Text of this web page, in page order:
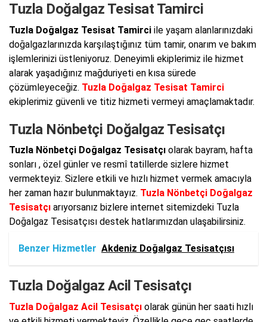
Tuzla Doğalgaz Tesisat Tamirci
Tuzla Doğalgaz Tesisat Tamirci ile yaşam alanlarınızdaki
doğalgazlarınızda karşılaştığınız tüm tamir, onarım ve bakım
işlemlerinizi üstleniyoruz. Deneyimli ekiplerimiz ile hizmet
alarak yaşadığınız mağduriyeti en kısa sürede
çözümleyeceğiz. Tuzla Doğalgaz Tesisat Tamirci
ekiplerimiz güvenli ve titiz hizmeti vermeyi amaçlamaktadır.
Tuzla Nönbetçi Doğalgaz Tesisatçı
Tuzla Nönbetçi Doğalgaz Tesisatçı olarak bayram, hafta
sonları , özel günler ve resmî tatillerde sizlere hizmet
vermekteyiz. Sizlere etkili ve hızlı hizmet vermek amacıyla
her zaman hazır bulunmaktayız. Tuzla Nönbetçi Doğalgaz
Tesisatçı arıyorsanız bizlere internet sitemizdeki Tuzla
Doğalgaz Tesisatçısı destek hatlarımızdan ulaşabilirsiniz.
Benzer Hizmetler Akdeniz Doğalgaz Tesisatçısı
Tuzla Doğalgaz Acil Tesisatçı
Tuzla Doğalgaz Acil Tesisatçı olarak günün her saati hızlı